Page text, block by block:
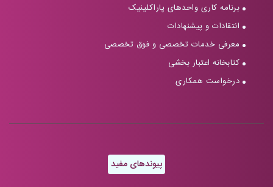
برنامه کاری واحدهای پاراکلینیک
انتقادات و پیشنهادات
معرفی خدمات تخصصی و فوق تخصصی
کتابخانه اعتبار بخشی
درخواست همکاری
پیوندهای مفید